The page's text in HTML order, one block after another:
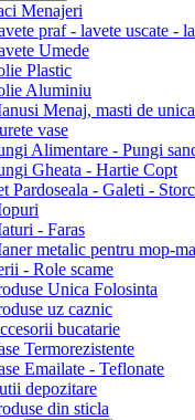
Menajeri
praf - lavete uscate -
Umede
Plastic
Aluminiu
Menaj, masti de
vase
Alimentare - Pungi
Gheata - Hartie Copt
Pardoseala - Galeti -
- Faras
metalic pentru mop-
- Role scame
Unica Folosinta
uz caznic
bucatarie
Termorezistente
Emailate - Teflonate
depozitare
din sticla